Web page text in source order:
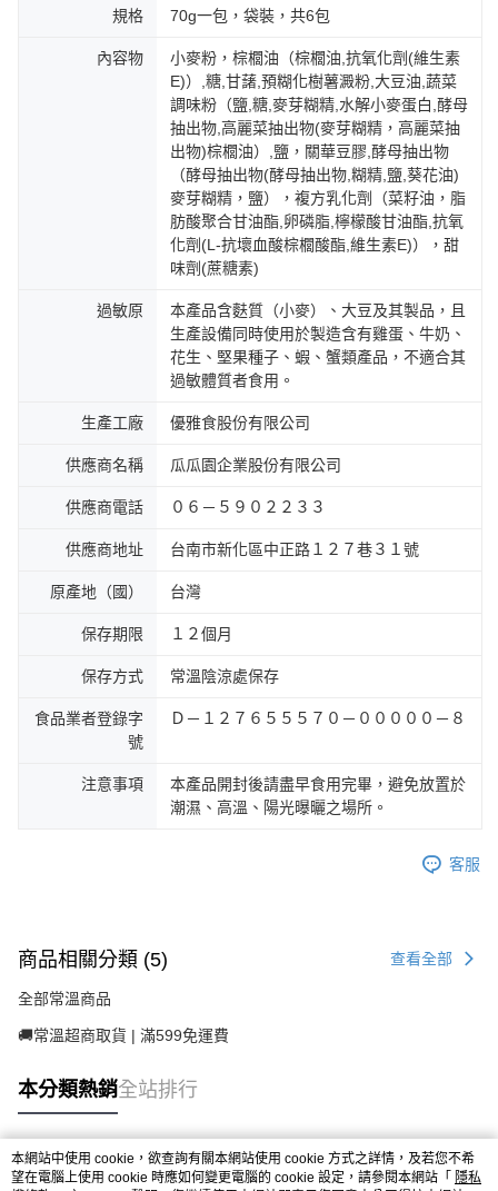
規格 70g一包，袋裝，共6包
內容物
小麥粉，棕櫚油（棕櫚油,抗氧化劑(維生素
E)）,糖,甘藷,預糊化樹薯澱粉,大豆油,蔬菜
調味粉（鹽,糖,麥芽糊精,水解小麥蛋白,酵母
抽出物,高麗菜抽出物(麥芽糊精，高麗菜抽
出物)棕櫚油）,鹽，關華豆膠,酵母抽出物
（酵母抽出物(酵母抽出物,糊精,鹽,葵花油)
麥芽糊精，鹽），複方乳化劑（菜籽油，脂
肪酸聚合甘油酯,卵磷脂,檸檬酸甘油酯,抗氧
化劑(L-抗壞血酸棕櫚酸酯,維生素E)），甜
味劑(蔗糖素)
過敏原
本產品含麩質（小麥）、大豆及其製品，且
生產設備同時使用於製造含有雞蛋、牛奶、
花生、堅果種子、蝦、蟹類產品，不適合其
過敏體質者食用。
生產工廠 優雅食股份有限公司
供應商名稱 瓜瓜園企業股份有限公司
供應商電話 ０６－５９０２２３３
供應商地址 台南市新化區中正路１２７巷３１號
原產地（國） 台灣
保存期限 １２個月
保存方式 常溫陰涼處保存
食品業者登錄字
號
Ｄ－１２７６５５５７０－０００００－８
注意事項
本產品開封後請盡早食用完畢，避免放置於
潮濕、高溫、陽光曝曬之場所。
客服
商品相關分類 (5) 查看全部
全部常溫商品
🚚常溫超商取貨 | 滿599免運費
本分類熱銷全站排行
熱門標籤
本網站中使用 cookie，欲查詢有關本網站使用 cookie 方式之詳情，及若您不希
望在電腦上使用 cookie 時應如何變更電腦的 cookie 設定，請參閱本網站「 隱私